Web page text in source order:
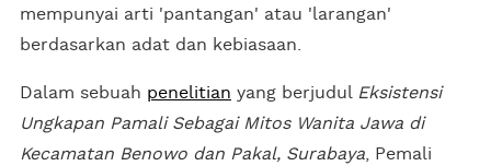
mempunyai arti 'pantangan' atau 'larangan'
berdasarkan adat dan kebiasaan.
Dalam sebuah penelitian yang berjudul Eksistensi
Ungkapan Pamali Sebagai Mitos Wanita Jawa di
Kecamatan Benowo dan Pakal, Surabaya , Pemali